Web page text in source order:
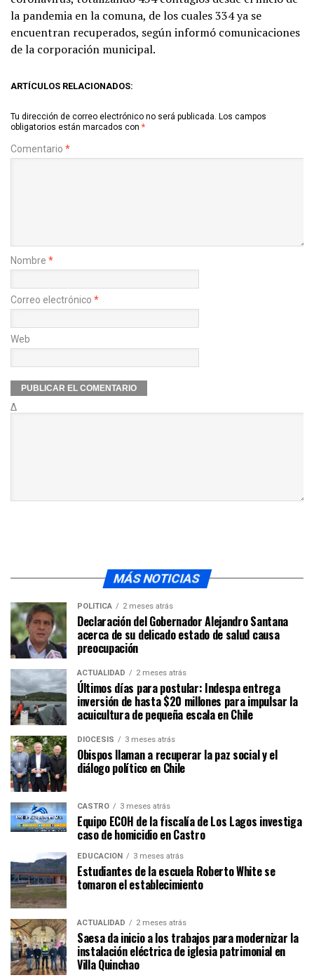
la pandemia en la comuna, de los cuales 334 ya se
encuentran recuperados, según informó comunicaciones
de la corporación municipal.
ARTÍCULOS RELACIONADOS:
Tu dirección de correo electrónico no será publicada. Los campos
obligatorios están marcados con *
Comentario *
Nombre *
Correo electrónico *
Web
Δ
MÁS NOTICIAS
POLÍTICA 2 meses atrás
Declaración del Gobernador Alejandro Santana
acerca de su delicado estado de salud causa
preocupación
ACTUALIDAD 2 meses atrás
Últimos días para postular: Indespa entrega
inversión de hasta $20 millones para impulsar la
acuicultura de pequeña escala en Chile
DIÓCESIS 3 meses atrás
Obispos llaman a recuperar la paz social y el
diálogo político en Chile
CASTRO 3 meses atrás
Equipo ECOH de la fiscalía de Los Lagos investiga
caso de homicidio en Castro
EDUCACIÓN 3 meses atrás
Estudiantes de la escuela Roberto White se
tomaron el establecimiento
ACTUALIDAD 2 meses atrás
Saesa da inicio a los trabajos para modernizar la
instalación eléctrica de iglesia patrimonial en
Villa Quinchao